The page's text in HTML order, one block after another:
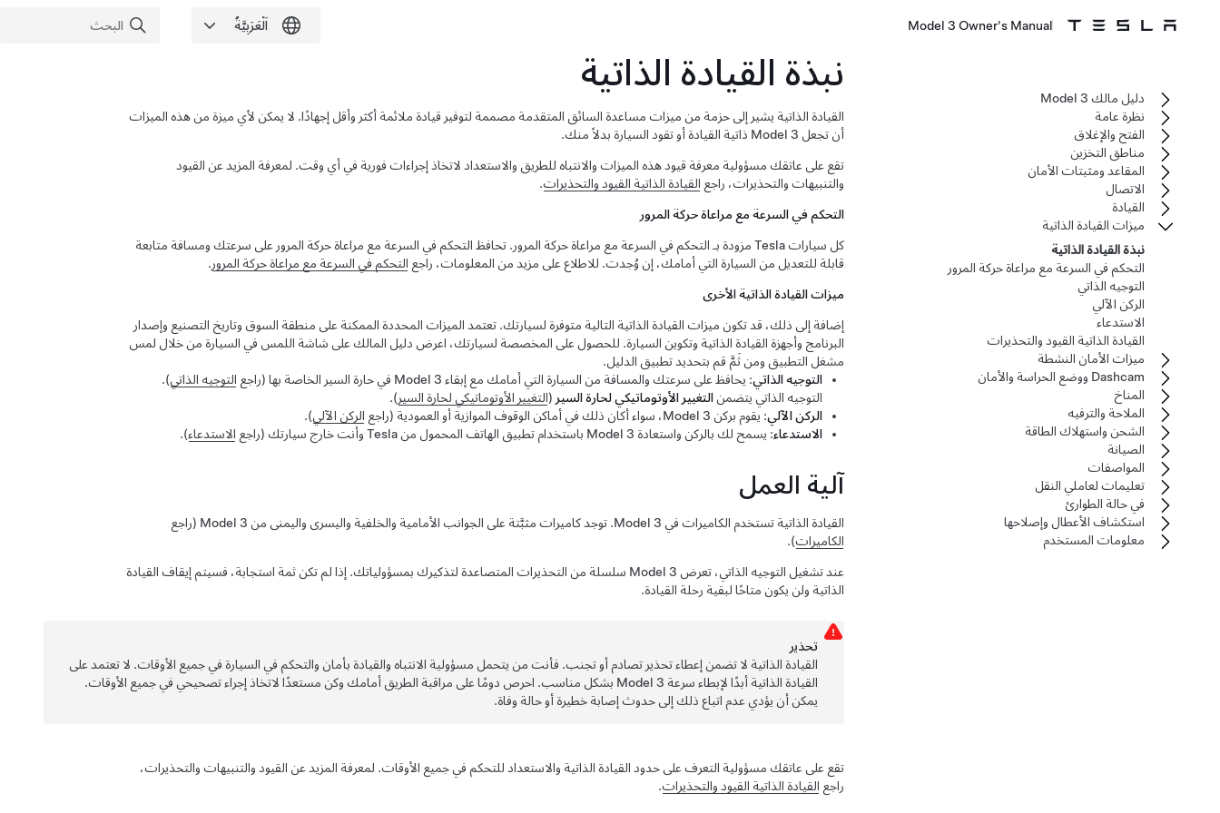
Model 3 Owner's Manual
نبذة القيادة الذاتية
القيادة الذاتية يشير إلى حزمة من ميزات مساعدة السائق المتقدمة مصممة لتوفير قيادة ملائمة أكثر وأقل إجهادًا. لا يمكن لأي ميزة من هذه الميزات
أن تجعل Model 3 ذاتية القيادة أو تقود السيارة بدلاً منك.
تقع على عاتقك مسؤولية معرفة قيود هذه الميزات والانتباه للطريق والاستعداد لاتخاذ إجراءات فورية في أي وقت. لمعرفة المزيد عن القيود
والتنبيهات والتحذيرات، راجع القيادة الذاتية القيود والتحذيرات.
التحكم في السرعة مع مراعاة حركة المرور
كل سيارات Tesla مزودة بـ التحكم في السرعة مع مراعاة حركة المرور. تحافظ التحكم في السرعة مع مراعاة حركة المرور على سرعتك ومسافة متابعة
قابلة للتعديل من السيارة التي أمامك، إن وُجدت. للاطلاع على مزيد من المعلومات، راجع التحكم في السرعة مع مراعاة حركة المرور.
ميزاتالقيادة الذاتيةالأخرى
إضافة إلى ذلك، قد تكون ميزات القيادة الذاتية التالية متوفرة لسيارتك. تعتمد الميزات المحددة الممكنة على منطقة السوق وتاريخ التصنيع وإصدار
البرنامج وأجهزة القيادة الذاتية وتكوين السيارة. للحصول على المخصصة لسيارتك، اعرض دليل المالك على شاشة اللمس في السيارة من خلال لمس
مشغل التطبيق ومن ثَمَّ قم بتحديد تطبيق الدليل.
التوجيه الذاتي: يحافظ على سرعتك والمسافة من السيارة التي أمامك مع إبقاء Model 3 في حارة السير الخاصة بها (راجع التوجيه الذاتي).
التوجيه الذاتي يتضمن التغيير الأوتوماتيكي لحارة السير (التغيير الأوتوماتيكي لحارة السير)
.
الركن الآلي: يقوم بركن Model 3، سواء أكان ذلك في أماكن الوقوف الموازية أو العمودية (راجع الركن الآلي).
الاستدعاء: يسمح لك بالركن واستعادة Model 3 باستخدام تطبيق الهاتف المحمول من Tesla وأنت خارج سيارتك (راجع الاستدعاء)
.
آلية العمل
القيادة الذاتية تستخدم الكاميرات في Model 3. توجد كاميرات مثبَّتة على الجوانب الأمامية والخلفية واليسرى واليمنى من Model 3 (راجع
الكاميرات).
عند تشغيل التوجيه الذاتي، تعرض Model 3 سلسلة من التحذيرات المتصاعدة لتذكيرك بمسؤولياتك. إذا لم تكن ثمة استجابة، فسيتم إيقاف القيادة
الذاتية ولن يكون متاحًا لبقية رحلة القيادة.
تحذﻳر
القيادة الذاتية لا تضمن إعطاء تحذير تصادم أو تجنب. فأنت من يتحمل مسؤولية الانتباه والقيادة بأمان والتحكم في السيارة في جميع الأوقات. لا تعتمد على
القيادة الذاتية أبدًا لإبطاء سرعة Model 3 بشكل مناسب. احرص دومًا على مراقبة الطريق أمامك وكن مستعدًا لاتخاذ إجراء تصحيحي في جميع الأوقات.
يمكن أن يؤدي عدم اتباع ذلك إلى حدوث إصابة خطيرة أو حالة وفاة.
تقع على عاتقك مسؤولية التعرف على حدود القيادة الذاتية والاستعداد للتحكم في جميع الأوقات. لمعرفة المزيد عن القيود والتنبيهات والتحذيرات،
راجع القيادة الذاتية القيود والتحذيرات.
دليل مالك Model 3
نظرة عامة
الفتح والإغلاق
مناطق التخزين
المقاعد ومثبتات الأمان
الاتصال
القيادة
ميزات القيادة الذاتية
نبذة القيادة الذاتية
التحكم في السرعة مع مراعاة حركة المرور
التوجيه الذاتي
الركن الآلي
الاستدعاء
القيادة الذاتية القيود والتحذيرات
ميزات الأمان النشطة
Dashcam ووضع الحراسة والأمان
المناخ
الملاحة والترفيه
الشحن واستهلاك الطاقة
الصيانة
المواصفات
تعليمات لعاملي النقل
في حالة الطوارئ
استكشاف الأعطال وإصلاحها
معلومات المستخدم